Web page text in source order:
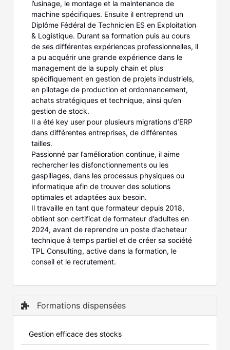
l’usinage, le montage et la maintenance de
machine spécifiques. Ensuite il entreprend un
Diplôme Fédéral de Technicien ES en Exploitation
& Logistique. Durant sa formation puis au cours
de ses différentes expériences professionnelles, il
a pu acquérir une grande expérience dans le
management de la supply chain et plus
spécifiquement en gestion de projets industriels,
en pilotage de production et ordonnancement,
achats stratégiques et technique, ainsi qu’en
gestion de stock.
Il a été key user pour plusieurs migrations d’ERP
dans différentes entreprises, de différentes
tailles.
Passionné par l’amélioration continue, il aime
rechercher les disfonctionnements ou les
gaspillages, dans les processus physiques ou
informatique afin de trouver des solutions
optimales et adaptées aux besoin.
Il travaille en tant que formateur depuis 2018,
obtient son certificat de formateur d’adultes en
2024, avant de reprendre un poste d’acheteur
technique à temps partiel et de créer sa société
TPL Consulting, active dans la formation, le
conseil et le recrutement.
Formations dispensées
Gestion efficace des stocks